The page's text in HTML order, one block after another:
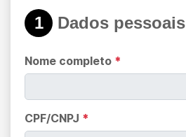
1 Dados pessoais
Nome completo *
CPF/CNPJ *